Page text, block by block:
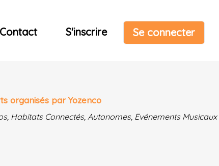
Contact S'inscrire Se connecter
organisés par Yozenco
Habitats Connectés, Autonomes, Evénements Musicaux